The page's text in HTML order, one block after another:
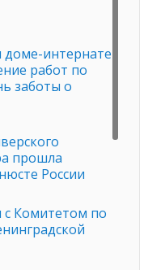
интернате
работ по
заботы о
прошла
России
Комитетом по